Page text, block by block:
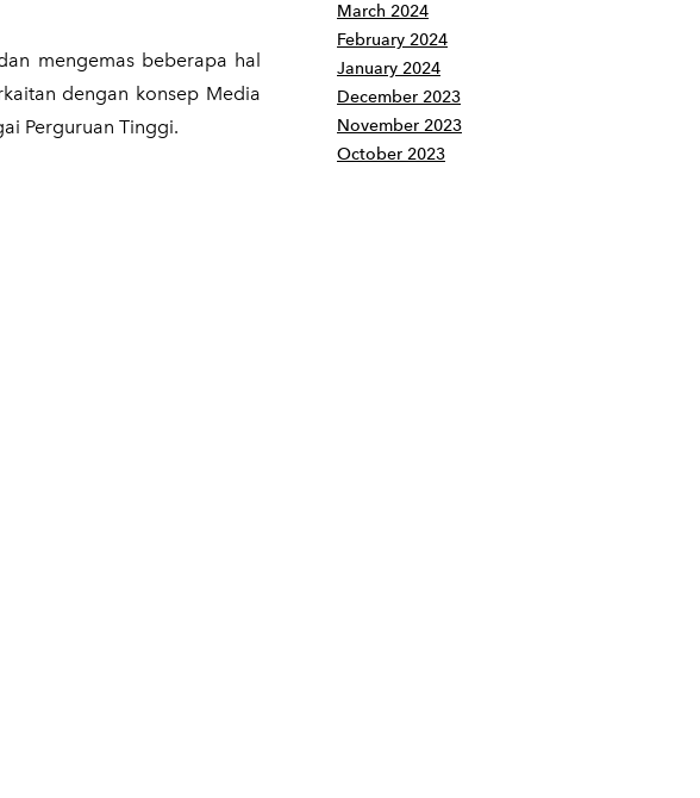
mengemas beberapa hal
dengan konsep Media
Perguruan Tinggi.
March 2024
February 2024
January 2024
December 2023
November 2023
October 2023